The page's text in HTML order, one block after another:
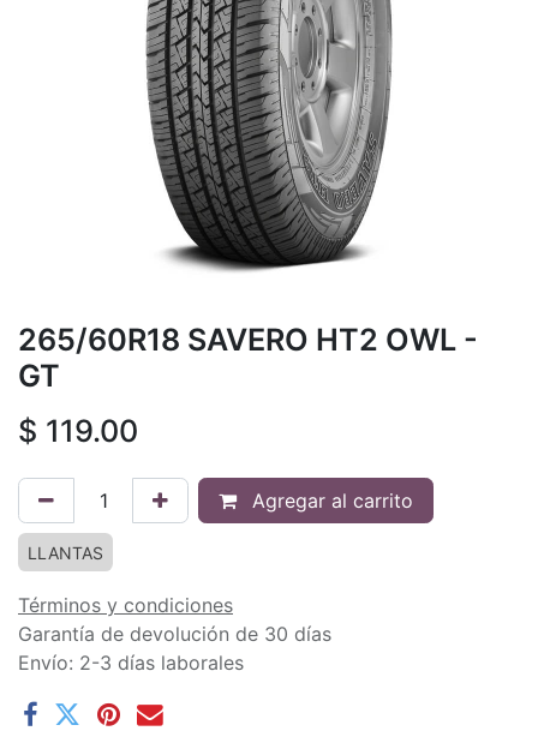
265/60R18 SAVERO HT2 OWL -
GT
$ 119.00
Agregar al carrito
LLANTAS
Términos y condiciones
Garantía de devolución de 30 días
Envío: 2-3 días laborales